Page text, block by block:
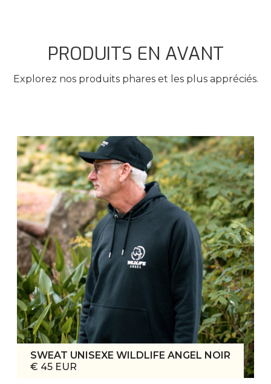
PRODUITS EN AVANT
Explorez nos produits phares et les plus appréciés.
SWEAT UNISEXE WILDLIFE ANGEL NOIR
€ 45 EUR